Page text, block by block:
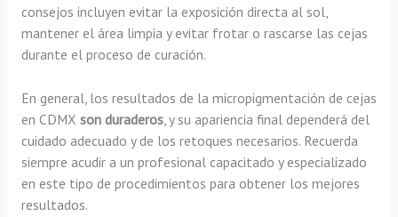
consejos incluyen evitar la exposición directa al sol,
mantener el área limpia y evitar frotar o rascarse las cejas
durante el proceso de curación.
En general, los resultados de la micropigmentación de cejas
en CDMX son duraderos, y su apariencia final dependerá del
cuidado adecuado y de los retoques necesarios. Recuerda
siempre acudir a un profesional capacitado y especializado
en este tipo de procedimientos para obtener los mejores
resultados.